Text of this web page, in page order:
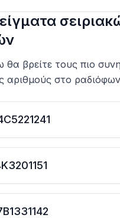
βρείτε τους πιο
αριθμούς στο